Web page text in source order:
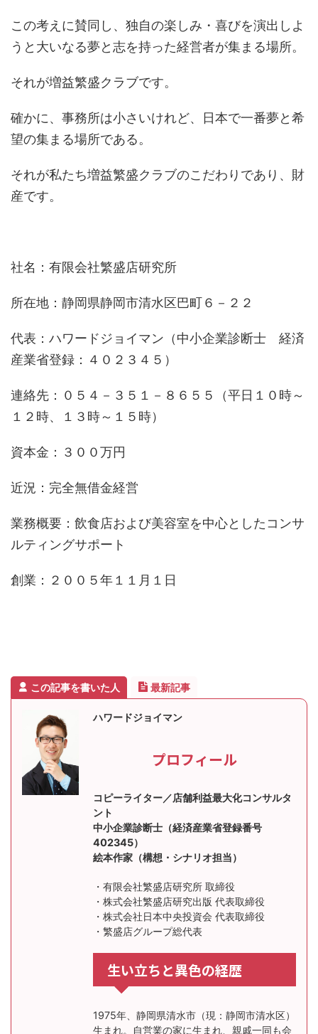
この考えに賛同し、独自の楽しみ・喜びを演出しよ
うと大いなる夢と志を持った経営者が集まる場所。
それが増益繁盛クラブです。
確かに、事務所は小さいけれど、日本で一番夢と希
望の集まる場所である。
それが私たち増益繁盛クラブのこだわりであり、財
産です。
社名：有限会社繁盛店研究所
所在地：静岡県静岡市清水区巴町６－２２
代表：ハワードジョイマン（中小企業診断士 経済
産業省登録：４０２３４５）
連絡先：０５４－３５１－８６５５（平日１０時～
１２時、１３時～１５時）
資本金：３００万円
近況：完全無借金経営
業務概要：飲食店および美容室を中心としたコンサ
ルティングサポート
創業：２００５年１１月１日
この記事を書いた人 最新記事
ハワードジョイマン
プロフィール
コピーライター／店舗利益最大化コンサルタ
ント
中小企業診断士（経済産業省登録番号
402345）
絵本作家（構想・シナリオ担当）
・有限会社繁盛店研究所 取締役
・株式会社繁盛店研究出版 代表取締役
・株式会社日本中央投資会 代表取締役
・繁盛店グループ総代表
生い立ちと異色の経歴
1975年、静岡県清水市（現：静岡市清水区）
生まれ。自営業の家に生まれ、親戚一同も会